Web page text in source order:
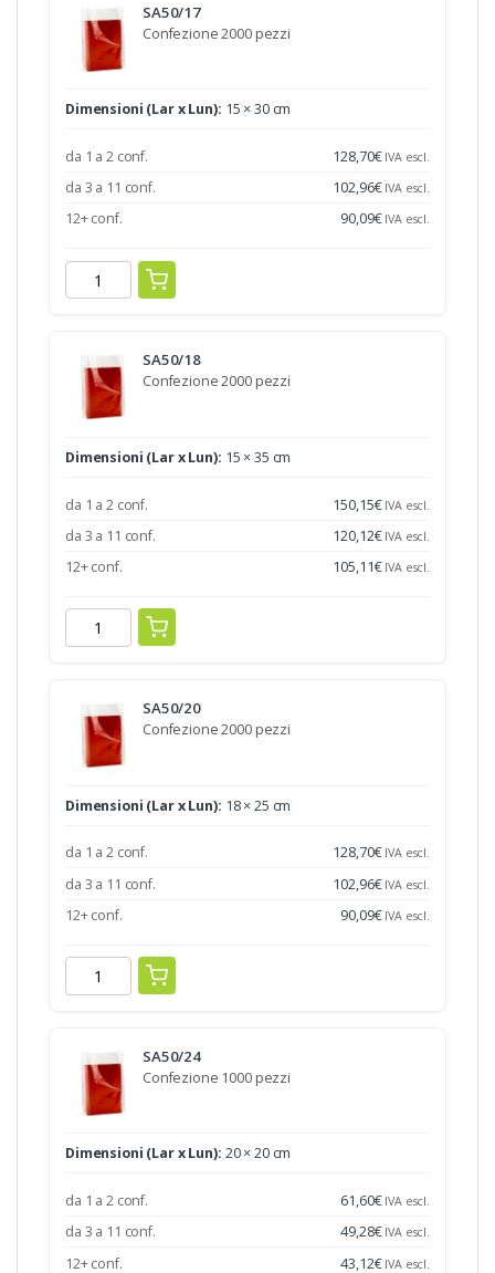
SA50/17
Confezione 2000 pezzi
Dimensioni (Lar x Lun): 15 × 30 cm
da 1 a 2 conf. 128,70€ IVA escl.
da 3 a 11 conf. 102,96€ IVA escl.
12+ conf. 90,09€ IVA escl.
SA50/18
Confezione 2000 pezzi
Dimensioni (Lar x Lun): 15 × 35 cm
da 1 a 2 conf. 150,15€ IVA escl.
da 3 a 11 conf. 120,12€ IVA escl.
12+ conf. 105,11€ IVA escl.
SA50/20
Confezione 2000 pezzi
Dimensioni (Lar x Lun): 18 × 25 cm
da 1 a 2 conf. 128,70€ IVA escl.
da 3 a 11 conf. 102,96€ IVA escl.
12+ conf. 90,09€ IVA escl.
SA50/24
Confezione 1000 pezzi
Dimensioni (Lar x Lun): 20 × 20 cm
da 1 a 2 conf. 61,60€ IVA escl.
da 3 a 11 conf. 49,28€ IVA escl.
12+ conf. 43,12€ IVA escl.